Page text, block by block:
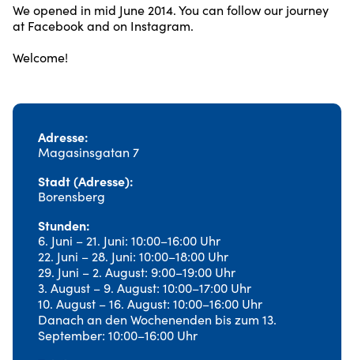
We opened in mid June 2014. You can follow our journey
at Facebook and on Instagram.
Welcome!
Adresse
Magasinsgatan 7
Stadt (Adresse)
Borensberg
Stunden
6. Juni – 21. Juni: 10:00–16:00 Uhr
22. Juni – 28. Juni: 10:00–18:00 Uhr
29. Juni – 2. August: 9:00–19:00 Uhr
3. August – 9. August: 10:00–17:00 Uhr
10. August – 16. August: 10:00–16:00 Uhr
Danach an den Wochenenden bis zum 13.
September: 10:00–16:00 Uhr